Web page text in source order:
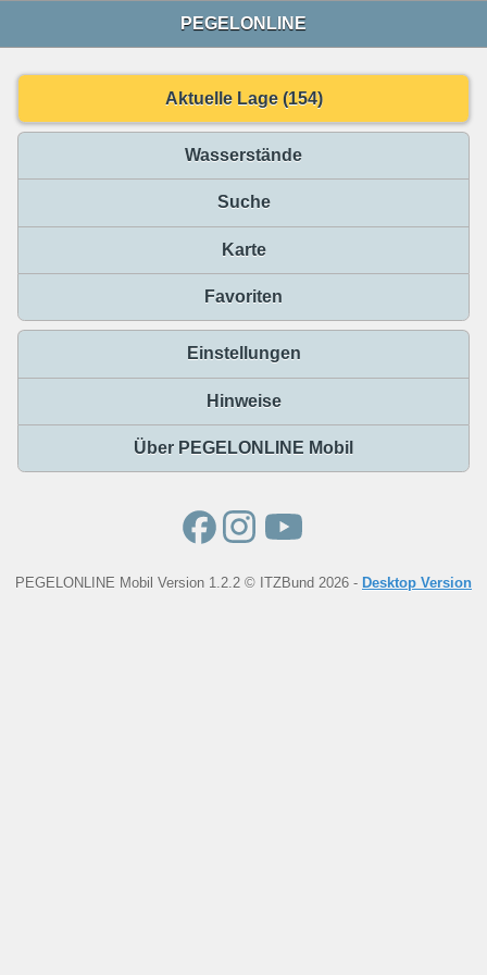
PEGELONLINE
Aktuelle Lage (154)
Wasserstände
Suche
Karte
Favoriten
Einstellungen
Hinweise
Über PEGELONLINE Mobil
PEGELONLINE Mobil Version 1.2.2 © ITZBund 2026 - Desktop Version